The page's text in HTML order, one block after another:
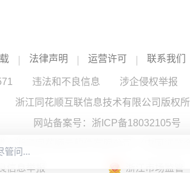
法律声明 运营许可 联系我们
违法和不良信息 涉企侵权举报
浙江同花顺互联信息技术有限公司版权
网站备案号： 浙ICP备18032105号
：浙江同花顺云软件有限公司 （中国证监
信息举报 浙江市场监管